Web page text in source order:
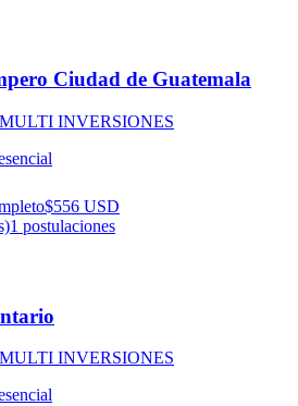
Ciudad de Guatemala
INVERSIONES
$556 USD
1 postulaciones
INVERSIONES